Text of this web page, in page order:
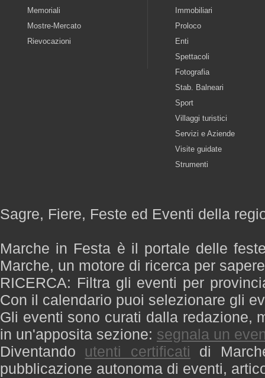
Memoriali
Mostre-Mercato
Rievocazioni
Immobiliari
Proloco
Enti
Spettacoli
Fotografia
Stab. Balneari
Sport
Villaggi turistici
Servizi e Aziende
Visite guidate
Strumenti
Sagre, Fiere, Feste ed Eventi della
Marche in Festa è il portale delle
Marche, un motore di ricerca per
RICERCA: Filtra gli eventi per
Con il calendario puoi selezionare gli
Gli eventi sono curati dalla redazione,
in un'apposita sezione: segnala un
Diventando utenti certificati di
pubblicazione autonoma di eventi,